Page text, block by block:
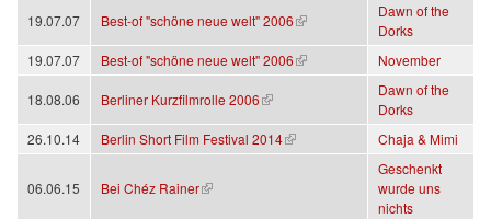
19.07.07 Best-of "schöne neue welt" 2006
(Link ist extern)
Dawn of the
Dorks
19.07.07
Best-of "schöne neue welt" 2006
(Link ist extern) November
18.08.06 Berliner Kurzfilmrolle 2006
(Link ist extern)
Dawn of the
Dorks
26.10.14
Berlin Short Film Festival 2014
(Link ist extern) Chaja & Mimi
06.06.15 Bei Chéz Rainer
(Link ist extern)
Geschenkt
wurde uns
nichts